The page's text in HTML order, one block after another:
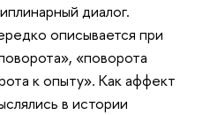
диалог.
описывается при
«поворота
к опыту». Как аффект
в истории